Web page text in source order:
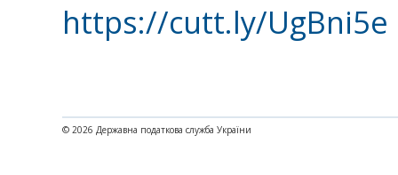
https://cutt.ly/UgBni5e
© 2026 Державна податкова служба України